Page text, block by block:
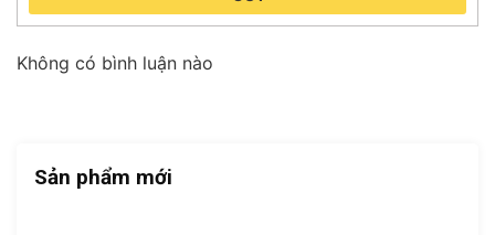
Không có bình luận nào
Sản phẩm mới